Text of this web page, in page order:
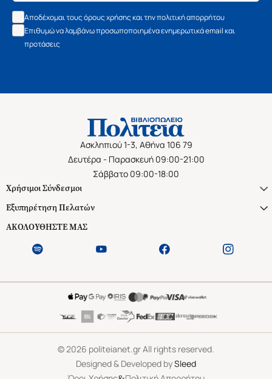
Αποδέχομαι τους όρους χρήσης και την πολιτική απορρήτου
Επιθυμώ να λαμβάνω προσωποποιημένα ενημερωτικά email και
προτάσεις
Ασκληπιού 1-3, Αθήνα 106 79
Δευτέρα - Παρασκευή 09:00-21:00
Σάββατο 09:00-18:00
Χρήσιμοι Σύνδεσμοι
Εξυπηρέτηση Πελατών
ΑΚΟΛΟΥΘΗΣΤΕ ΜΑΣ
©2026 politeianet.gr All rights reserved.
Designed & Developed bySleed